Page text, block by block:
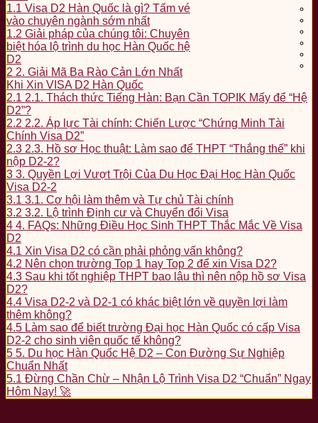
1.1 Visa D2 Hàn Quốc là gì? Tấm vé
vào chuyên ngành sớm nhất
1.2 Giải pháp của chúng tôi: Chuyên
biệt hóa lộ trình du học Hàn Quốc hệ
D2
2 2. Giải Mã Ba Rào Cản Lớn Nhất
Khi Xin VISA D2 Hàn Quốc
2.1 2.1. Thách thức Tiếng Hàn: Bạn Cần TOPIK Mấy để “Hệ
D2”?
2.2 2.2. Áp lực Tài chính: Chiến Lược “Chứng Minh Tài
Chính Visa D2”
2.3 2.3. Hồ sơ Học thuật: Làm sao để THPT “Thắng thế” khi
nộp D2-2?
3 3. Quyền Lợi Vượt Trội Của Du Học Đại Học Hàn Quốc
Visa D2-2
3.1 3.1. Cơ hội làm thêm và Tự chủ Tài chính
3.2 3.2. Lộ trình Định cư và Chuyển đổi Visa
4 4. FAQs: Những Điều Học Sinh THPT Thắc Mắc Về Visa
D2
4.1 Xin Visa D2 có cần phải phỏng vấn không?
4.2 Nên chọn trường Top 1 hay Top 2 để xin Visa D2?
4.3 Sau khi tốt nghiệp THPT bao lâu thì nên nộp hồ sơ Visa
D2?
4.4 Visa D2-2 và D2-1 có khác biệt lớn về quyền lợi làm
thêm không?
4.5 Làm sao để biết trường Đại học Hàn Quốc có cấp Visa
D2-2 cho sinh viên quốc tế không?
5 5. Du học Hàn Quốc Hệ D2 – Con Đường Sự Nghiệp
Chuẩn Nhất
5.1 Đừng Chần Chừ – Nhận Lộ Trình Visa D2 “Chuẩn” Ngay
Hôm Nay! 🚀